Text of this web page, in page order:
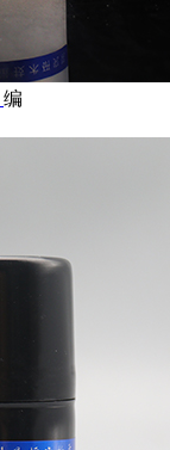
编